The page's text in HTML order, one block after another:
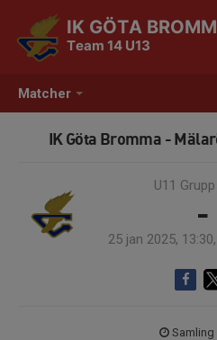
Matcher
IK GÖTA
Team 14 U13
IK Göta Bromma -
U11
-
25 jan 2025,
Samling